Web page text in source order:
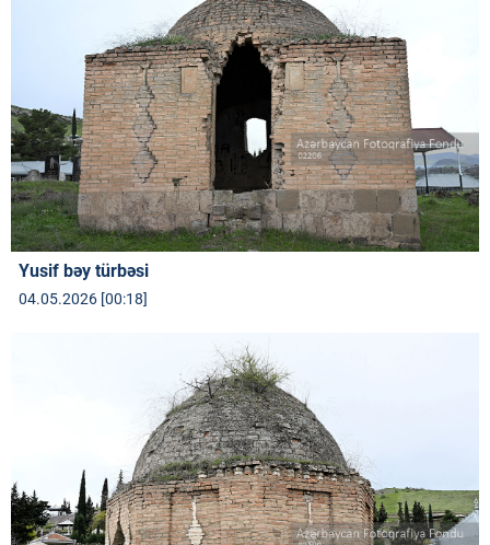
Yusif bəy türbəsi
04.05.2026 [00:18]